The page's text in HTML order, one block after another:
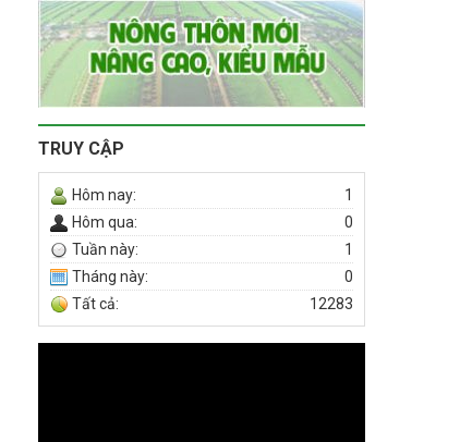
TRUY CẬP
Hôm nay:
1
Hôm qua:
0
Tuần này:
1
Tháng này:
0
Tất cả:
12283